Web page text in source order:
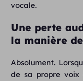
vocale.
Une perte
la manière
Absolument.
de sa propre voix